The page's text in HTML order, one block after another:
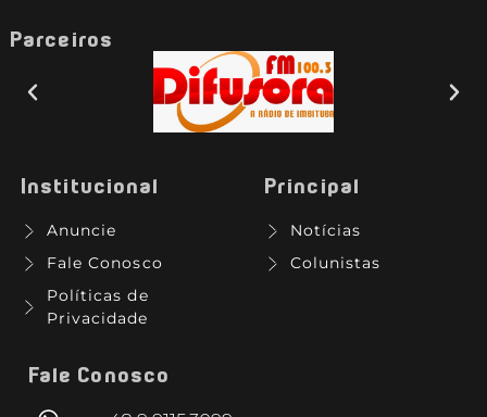
Parceiros
Institucional
Anuncie
Fale Conosco
Políticas de
Privacidade
Principal
Notícias
Colunistas
Fale Conosco